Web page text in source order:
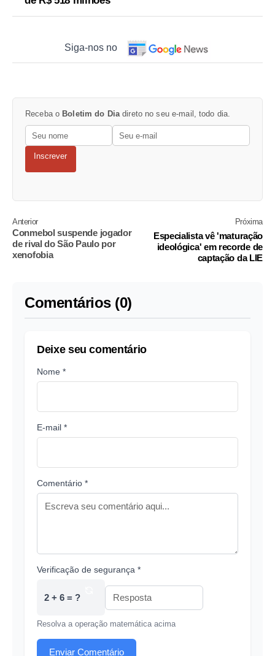
Siga-nos no
Receba o Boletim do Dia direto no seu e-mail, todo dia.
Inscrever
Anterior
Conmebol suspende jogador
de rival do São Paulo por
xenofobia
Próxima
Especialista vê 'maturação
ideológica' em recorde de
captação da LIE
Comentários (0)
Deixe seu comentário
Nome *
E-mail *
Comentário *
Verificação de segurança *
2 + 6 = ?
Resolva a operação matemática acima
Enviar Comentário